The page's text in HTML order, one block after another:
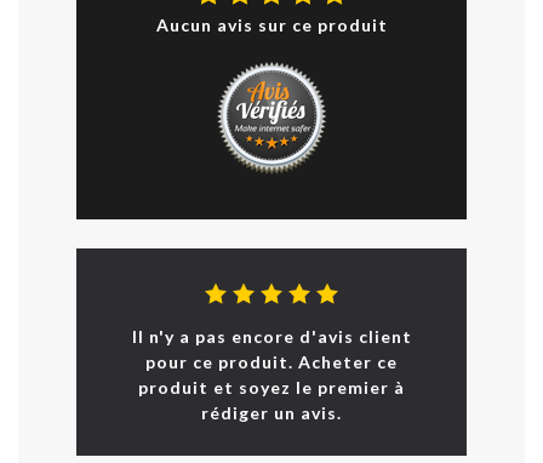
Aucun avis sur ce produit
Il n'y a pas encore d'avis client
pour ce produit. Acheter ce
produit et soyez le premier à
rédiger un avis.